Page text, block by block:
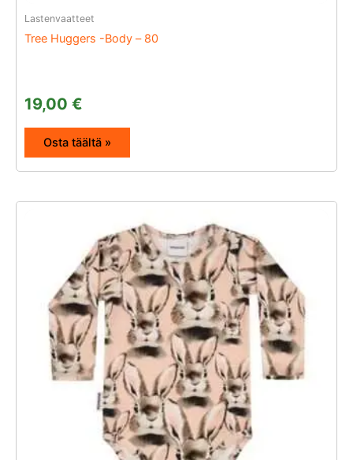
Lastenvaatteet
Tree Huggers -Body – 80
19,00 €
Osta täältä »